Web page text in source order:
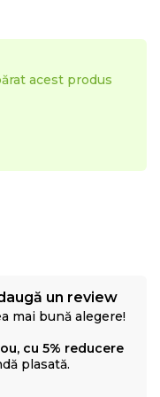
acest produs
un review
mai bună alegere!
cu 5% reducere
plasată.